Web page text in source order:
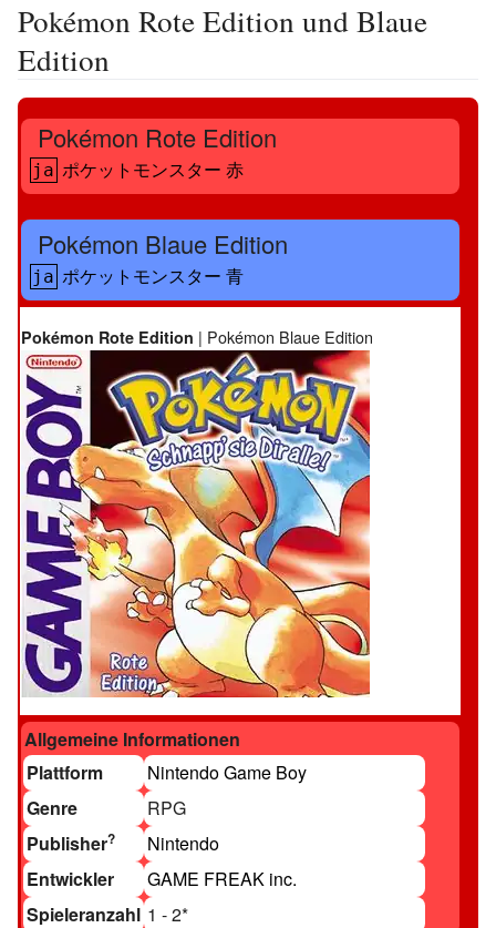
Pokémon Rote Edition und Blaue
Edition
Pokémon Rote Edition
ja ポケットモンスター 赤
Pokémon Blaue Edition
ja ポケットモンスター 青
Pokémon Rote Edition | Pokémon Blaue Edition
Allgemeine Informationen
Plattform
Nintendo Game Boy
Genre
RPG
Publisher?
Nintendo
Entwickler
GAME FREAK inc.
Spieleranzahl 1 - 2*